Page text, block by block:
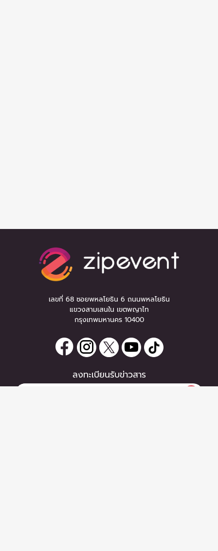
เลขที่ 68 ซอยพหลโยธิน 6 ถนนพหลโยธิน
แขวงสามเสนใน เขตพญาไท
กรุงเทพมหานคร 10400
ลงทะเบียนรับข่าวสาร